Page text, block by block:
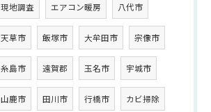
現地調査 エアコン暖房 八代市
天草市 飯塚市 大牟田市 宗像市
糸島市 遠賀郡 玉名市 宇城市
山鹿市 田川市 行橋市 カビ掃除